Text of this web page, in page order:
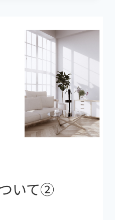
いて②